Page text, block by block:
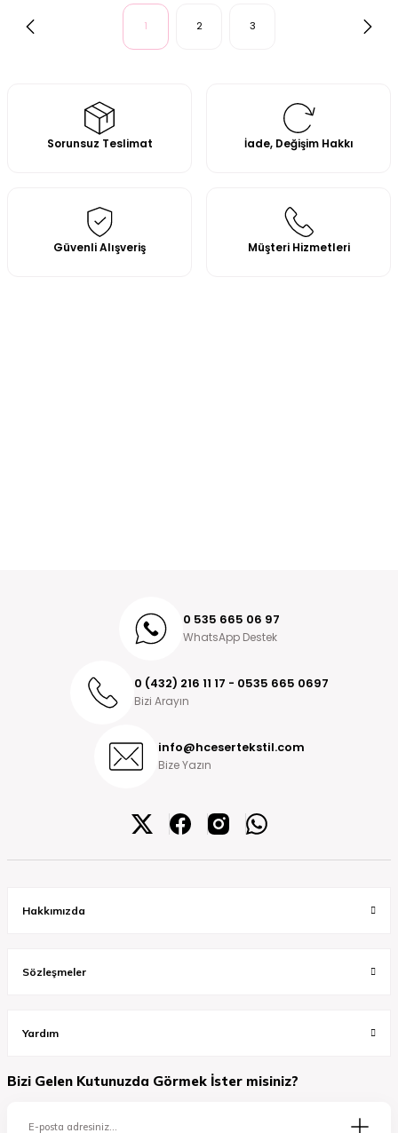
1 2 3
Sorunsuz Teslimat İade, Değişim Hakkı
Güvenli Alışveriş Müşteri Hizmetleri
0 535 665 06 97
WhatsApp Destek
0 (432) 216 11 17 - 0535 665 0697
Bizi Arayın
info@hcesertekstil.com
Bize Yazın
Hakkımızda
Sözleşmeler
Yardım
Bizi Gelen Kutunuzda Görmek İster misiniz?